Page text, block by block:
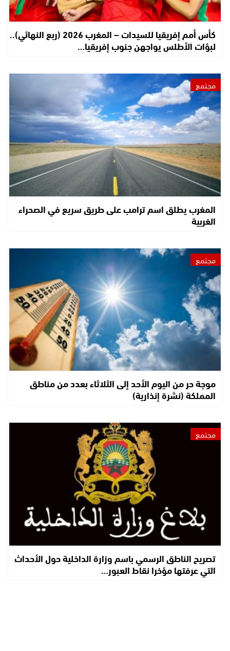
كأس أمم إفريقيا للسيدات – المغرب 2026 (ربع النهائي)..
لبؤات الأطلس يواجهن جنوب إفريقيا…
مجتمع
المغرب يطلق اسم ترامب على طريق سريع في الصحراء
الغربية
مجتمع
موجة حر من اليوم الأحد إلى الثلاثاء بعدد من مناطق
المملكة (نشرة إنذارية)
مجتمع
تصريح الناطق الرسمي باسم وزارة الداخلية حول الأحداث
التي عرفتها مؤخرا نقاط العبور…